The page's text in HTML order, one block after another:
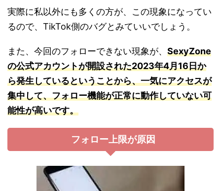
実際に私以外にも多くの方が、この現象になってい
るので、TikTok側のバグとみていいでしょう。
また、今回のフォローできない現象が、 SexyZone
の公式アカウントが開設された2023年4月16日か
ら発生しているということから、一気にアクセスが
集中して、フォロー機能が正常に動作していない可
能性が高いです。
フォロー上限が原因